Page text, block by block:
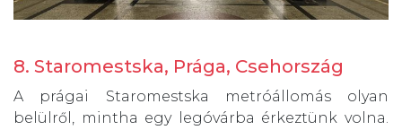
8. Staromestska, Prága, Csehország
A prágai Staromestska metróállomás olyan
belülről, mintha egy legóvárba érkeztünk volna.